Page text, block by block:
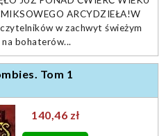
ARCYDZIEŁA!W
w zachwyt świeżym
na bohaterów...
Tom 1
140,46 zł